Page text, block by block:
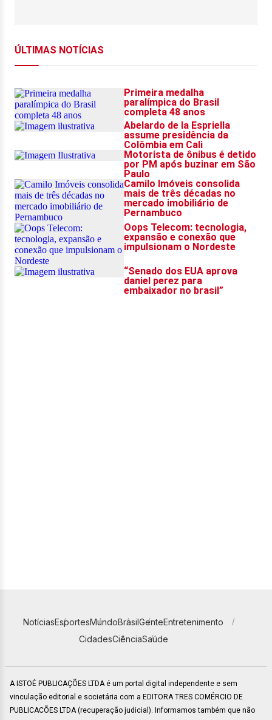
NotíciasEsportesMundoBrasilGenteEntretenimento
CidadesCiênciaSaúde
A ISTOÉ PUBLICAÇÕES LTDA é um portal digital independente e sem
vinculação editorial e societária com a EDITORA TRES COMÉRCIO DE
PUBLICACÕES LTDA (recuperação judicial). Informamos também que não